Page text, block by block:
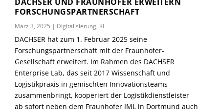
DACHSER UND FRAUNHOFER ERWEITERN
FORSCHUNGSPARTNERSCHAFT
März 3, 2025 | Digitalisierung, KI
DACHSER hat zum 1. Februar 2025 seine
Forschungspartnerschaft mit der Fraunhofer-
Gesellschaft erweitert. Im Rahmen des DACHSER
Enterprise Lab, das seit 2017 Wissenschaft und
Logistikpraxis in gemischten Innovationsteams
zusammenbringt, kooperiert der Logistikdienstleister
ab sofort neben dem Fraunhofer IML in Dortmund auch